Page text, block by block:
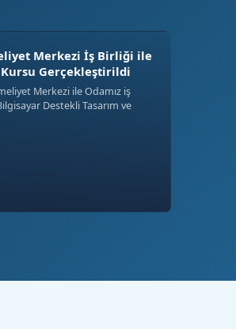
Merkezi İş Birliği ile
Kursu Gerçekleştirildi
Merkezi ile Odamız iş
Destekli Tasarım ve